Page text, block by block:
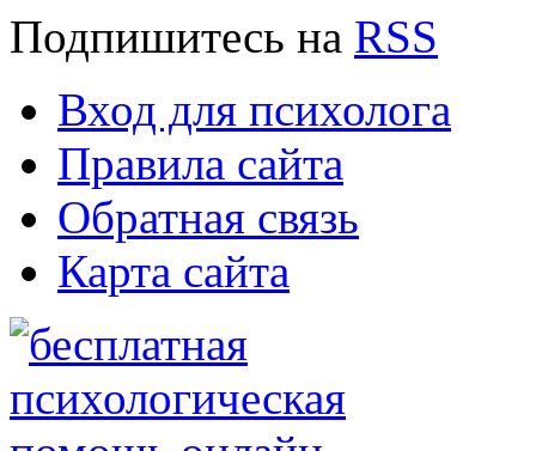
Подпишитесь на RSS
Вход для психолога
Правила сайта
Обратная связь
Карта сайта